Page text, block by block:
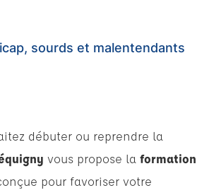
sourds et malentendants
débuter ou reprendre la
vous propose la formation
pour favoriser votre